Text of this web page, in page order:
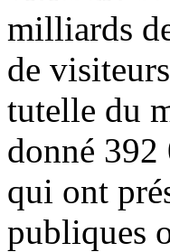
milliards
de
tutelle du
donné 392
qui ont
publiques